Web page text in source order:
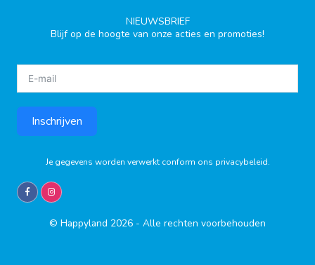
NIEUWSBRIEF
Blijf op de hoogte van onze acties en promoties!
Inschrijven
Je gegevens worden verwerkt conform ons privacybeleid.
© Happyland 2026 - Alle rechten voorbehouden